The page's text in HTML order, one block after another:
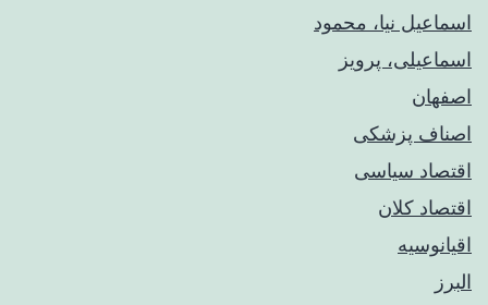
اسماعیل نیا، محمود
اسماعیلی، پرویز
اصفهان
اصناف پزشکی
اقتصاد سیاسی
اقتصاد کلان
اقیانوسیه
البرز